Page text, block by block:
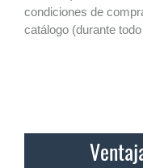
condiciones de
catálogo (durante